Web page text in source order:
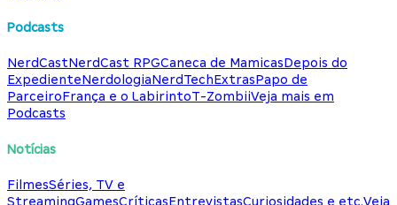
Podcasts
NerdCastNerdCast RPGCaneca de MamicasDepois do
ExpedienteNerdologiaNerdTechExtrasPapo de
ParceiroFrança e o LabirintoT-ZombiiVeja mais em
Podcasts
Notícias
FilmesSéries, TV e
StreamingGamesCríticasEntrevistasCuriosidades e etc.Veja